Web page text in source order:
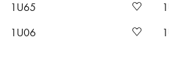
1U65
1U06